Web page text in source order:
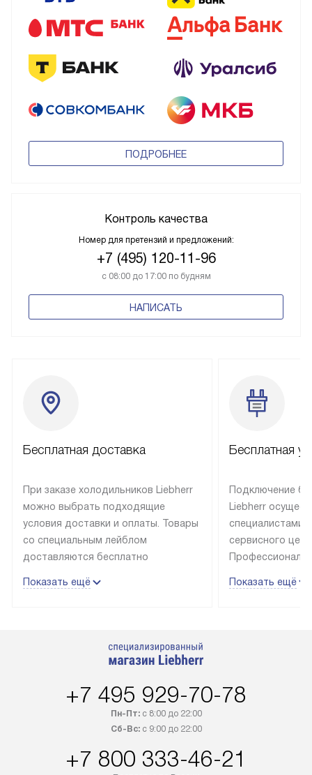
ПОДРОБНЕЕ
Контроль качества
Номер для претензий и предложений:
+7 (495) 120-11-96
с 08:00 до 17:00 по будням
НАПИСАТЬ
Бесплатная доставка
При заказе холодильников Liebherr
можно выбрать подходящие
условия доставки и оплаты. Товары
со специальным лейблом
доставляются бесплатно
до подъезда, выезд за МКАД
в течение трех дней. Доставка
регионы осуществляется через
100% предоплаты наша компания
до представительства
Показать ещё
Бесплатная
Подключение
Liebherr
специалистами
сервисного
эксплуатации
Стоимость
обеспечивают
Показать ещё
+7 495 929-70-78
Пн-Пт:с 8:00 до 22:00
Сб-Вс:с 9:00 до 22:00
+7 800 333-46-21